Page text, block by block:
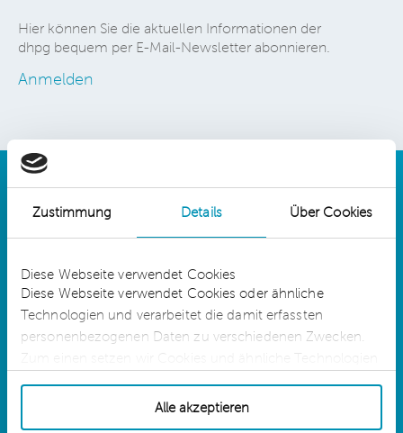
Zustimmung Details Über Cookies
Diese Webseite verwendet Cookies
Diese Webseite verwendet Cookies oder ähnliche
Technologien und verarbeitet die damit erfassten
personenbezogenen Daten zu verschiedenen Zwecken.
Zum einen setzen wir Cookies und ähnliche Technologien
technisch erforderlich sind. Für diese Cookies oder
Alle akzeptieren
Hier können Sie die aktuellen Informationen der
dhpg bequem per E-Mail-Newsletter abonnieren.
Anmelden
dhpg is an independent network member of
CLA Global. See
CLAglobal.com/disclaimer
Sitemap
Cookie-Einstellungen